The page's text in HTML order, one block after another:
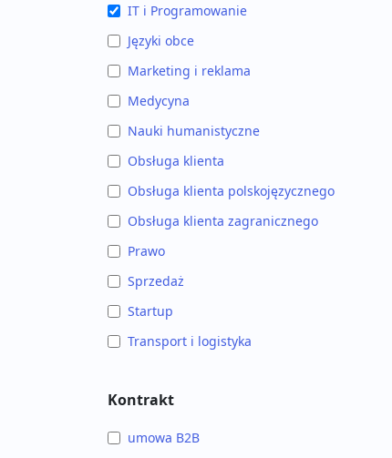
IT i Programowanie
Języki obce
Marketing i reklama
Medycyna
Nauki humanistyczne
Obsługa klienta
Obsługa klienta polskojęzycznego
Obsługa klienta zagranicznego
Prawo
Sprzedaż
Startup
Transport i logistyka
Kontrakt
umowa B2B